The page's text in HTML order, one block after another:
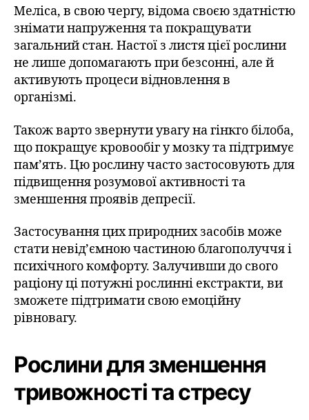
Меліса, в свою чергу, відома своєю здатністю
знімати напруження та покращувати
загальний стан. Настої з листя цієї рослини
не лише допомагають при безсонні, але й
активують процеси відновлення в
організмі.
Також варто звернути увагу на гінкго білоба,
що покращує кровообіг у мозку та підтримує
пам’ять. Цю рослину часто застосовують для
підвищення розумової активності та
зменшення проявів депресії.
Застосування цих природних засобів може
стати невід’ємною частиною благополуччя і
психічного комфорту. Залучивши до свого
раціону ці потужні рослинні екстракти, ви
зможете підтримати свою емоційну
рівновагу.
Рослини для зменшення
тривожності та стресу